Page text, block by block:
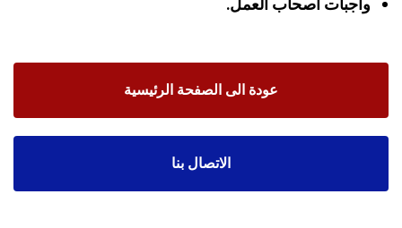
واجبات أصحاب العمل.
عودة الى الصفحة الرئيسية
الاتصال بنا